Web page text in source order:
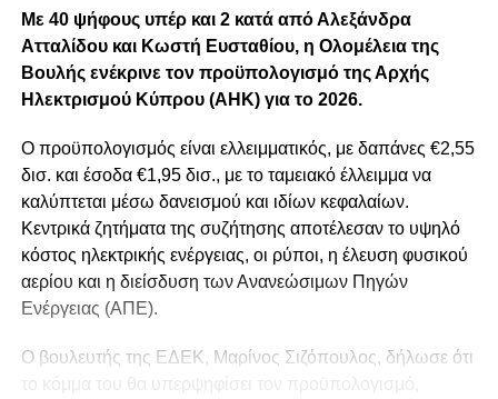
Με 40 ψήφους υπέρ και 2 κατά από Αλεξάνδρα
Ατταλίδου και Κωστή Ευσταθίου, η Ολομέλεια της
Βουλής ενέκρινε τον προϋπολογισμό της Αρχής
Ηλεκτρισμού Κύπρου (ΑΗΚ) για το 2026.
Ο προϋπολογισμός είναι ελλειμματικός, με δαπάνες €2,55
δισ. και έσοδα €1,95 δισ., με το ταμειακό έλλειμμα να
καλύπτεται μέσω δανεισμού και ιδίων κεφαλαίων.
Κεντρικά ζητήματα της συζήτησης αποτέλεσαν το υψηλό
κόστος ηλεκτρικής ενέργειας, οι ρύποι, η έλευση φυσικού
αερίου και η διείσδυση των Ανανεώσιμων Πηγών
Ενέργειας (ΑΠΕ).
Ο βουλευτής της ΕΔΕΚ, Μαρίνος Σιζόπουλος, δήλωσε ότι